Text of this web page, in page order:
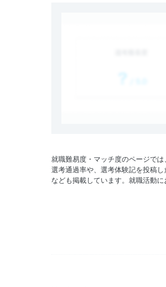
就職難易度・マッチ度のページで
選考通過率や、選考体験記を投稿
なども掲載しています。就職活動